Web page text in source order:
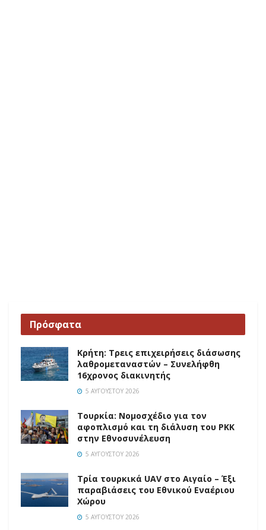
Πρόσφατα
Κρήτη: Τρεις επιχειρήσεις διάσωσης
λαθρομεταναστών – Συνελήφθη
16χρονος διακινητής
5 ΑΥΓΟΎΣΤΟΥ 2026
Τουρκία: Νομοσχέδιο για τον
αφοπλισμό και τη διάλυση του PKK
στην Εθνοσυνέλευση
5 ΑΥΓΟΎΣΤΟΥ 2026
Τρία τουρκικά UAV στο Αιγαίο – Έξι
παραβιάσεις του Εθνικού Εναέριου
Χώρου
5 ΑΥΓΟΎΣΤΟΥ 2026